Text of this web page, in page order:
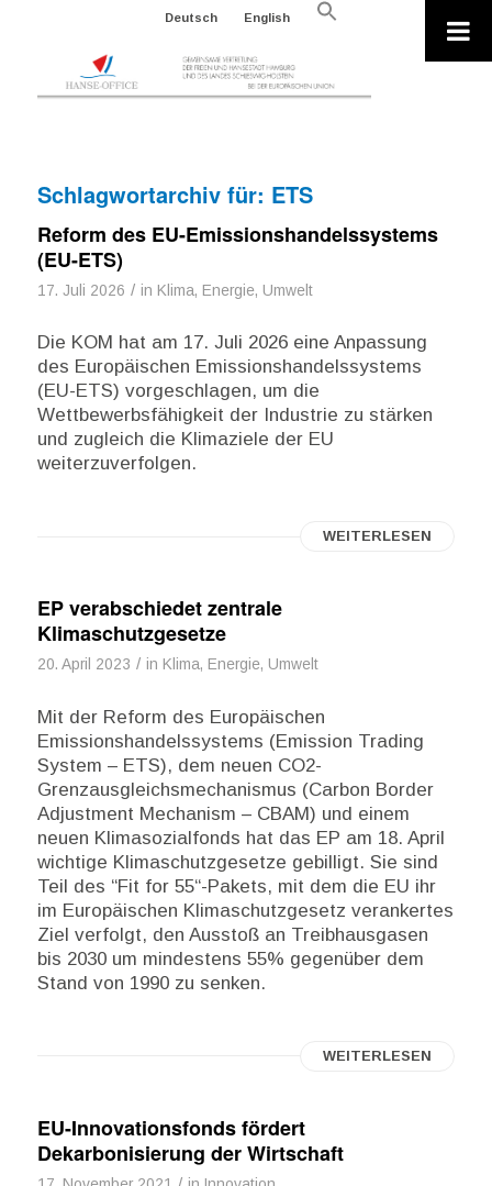
Deutsch English
Search
Schlagwortarchiv für: ETS
Reform des EU-Emissionshandelssystems
(EU-ETS)
17. Juli 2026 / in Klima, Energie, Umwelt
Die KOM hat am 17. Juli 2026 eine Anpassung
des Europäischen Emissionshandelssystems
(EU-ETS) vorgeschlagen, um die
Wettbewerbsfähigkeit der Industrie zu stärken
und zugleich die Klimaziele der EU
weiterzuverfolgen.
WEITERLESEN
EP verabschiedet zentrale
Klimaschutzgesetze
20. April 2023 / in Klima, Energie, Umwelt
Mit der Reform des Europäischen
Emissionshandelssystems (Emission Trading
System – ETS), dem neuen CO2-
Grenzausgleichsmechanismus (Carbon Border
Adjustment Mechanism – CBAM) und einem
neuen Klimasozialfonds hat das EP am 18. April
wichtige Klimaschutzgesetze gebilligt. Sie sind
Teil des “Fit for 55“-Pakets, mit dem die EU ihr
im Europäischen Klimaschutzgesetz verankertes
Ziel verfolgt, den Ausstoß an Treibhausgasen
bis 2030 um mindestens 55% gegenüber dem
Stand von 1990 zu senken.
WEITERLESEN
EU-Innovationsfonds fördert
Dekarbonisierung der Wirtschaft